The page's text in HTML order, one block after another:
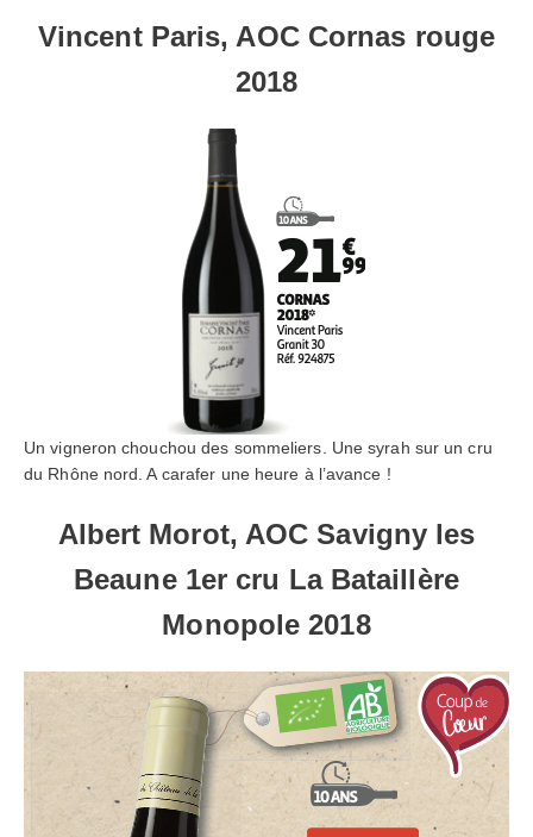
Vincent Paris, AOC Cornas rouge
2018
Un vigneron chouchou des sommeliers. Une syrah sur un cru
du Rhône nord. A carafer une heure à l’avance !
Albert Morot, AOC Savigny les
Beaune 1er cru La Bataillère
Monopole 2018